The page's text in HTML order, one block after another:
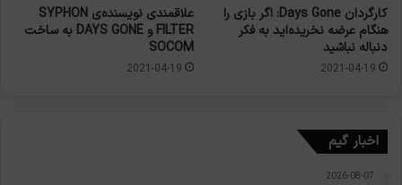
کارگردان Days Gone: اگر بازی را
هنگام عرضه نخریده‌اید به فکر
دنباله نباشید
2021-04-19
علاقمندی نویسنده‌ی SYPHON
FILTER و DAYS GONE به ساخت
SOCOM
2021-04-19
اخبار گیم
2026-08-07